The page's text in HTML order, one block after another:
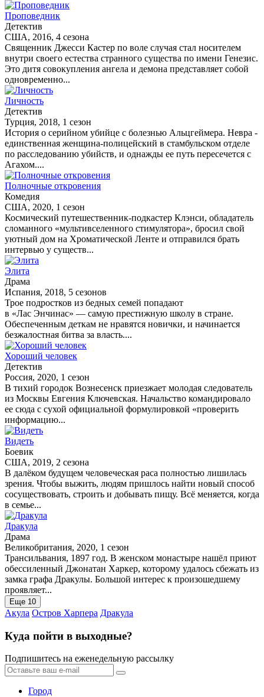
Проповедник
Детектив
США, 2016, 4 сезона
Священник Джесси Кастер по воле случая стал носителем
внутри своего естества странного существа по имени Генезис.
Это дитя совокупления ангела и демона представляет собой
одновременно...
Личность
Детектив
Турция, 2018, 1 сезон
История о серийном убийце с болезнью Альцгеймера. Невра -
единственная женщина-полицейский в стамбульском отделе
по расследованию убийств, и однажды ее путь пересечется с
Агахом....
Полночные откровения
Комедия
США, 2020, 1 сезон
Космический путешественник-подкастер Клэнси, обладатель
сломанного «мультивселенного стимулятора», бросил свой
уютный дом на Хроматической Ленте и отправился брать
интервью у существ...
Элита
Драма
Испания, 2018, 5 сезонов
Трое подростков из бедных семей попадают
в «Лас Энчинас» — самую престижную школу в стране.
Обеспеченным деткам не нравятся новички, и начинается
безжалостная битва за власть....
Хороший человек
Детектив
Россия, 2020, 1 сезон
В тихий городок Вознесенск приезжает молодая следователь
из Москвы Евгения Ключевская. Начальство командировало
ее сюда с сухой официальной формулировкой «проверить
информацию...
Видеть
Боевик
США, 2019, 2 сезона
В далёком будущем человеческая раса полностью лишилась
зрения. Чтобы выжить, людям пришлось найти новый способ
сосуществовать, строить и добывать пищу. Всё меняется, когда
в семье...
Дракула
Драма
Великобритания, 2020, 1 сезон
Трансильвания, 1897 год. В женском монастыре нашёл приют
обессиленный Джонатан Харкер, которому удалось сбежать из
замка графа Дракулы. Большой интерес к произошедшему
проявляет...
Еще 10
Акула Остров Харпера Дракула
Куда пойти в выходные?
Подпишитесь на еженедельную рассылку
Город